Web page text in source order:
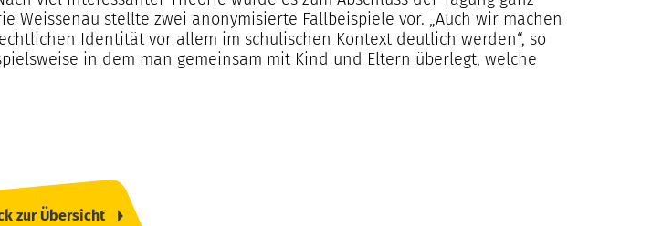
Weissenau stellte zwei anonymisierte Fallbeispiele vor. „Auch wir machen
Identität vor allem im schulischen Kontext deutlich werden“, so
in dem man gemeinsam mit Kind und Eltern überlegt, welche
zur Übersicht